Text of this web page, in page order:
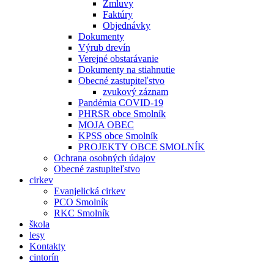
Zmluvy
Faktúry
Objednávky
Dokumenty
Výrub drevín
Verejné obstarávanie
Dokumenty na stiahnutie
Obecné zastupiteľstvo
zvukový záznam
Pandémia COVID-19
PHRSR obce Smolník
MOJA OBEC
KPSS obce Smolník
PROJEKTY OBCE SMOLNÍK
Ochrana osobných údajov
Obecné zastupiteľstvo
cirkev
Evanjelická cirkev
PCO Smolník
RKC Smolník
škola
lesy
Kontakty
cintorín